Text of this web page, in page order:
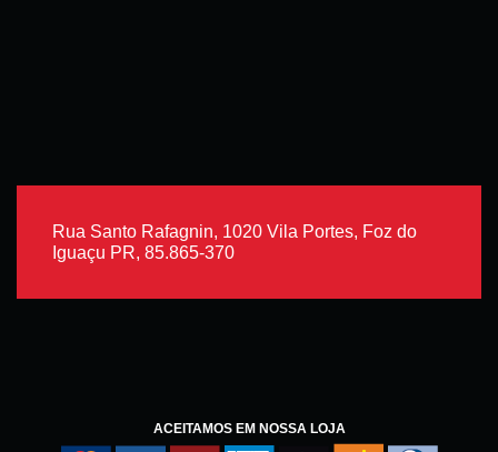
Rua Santo Rafagnin, 1020 Vila Portes, Foz do
Iguaçu PR, 85.865-370
ACEITAMOS EM NOSSA LOJA